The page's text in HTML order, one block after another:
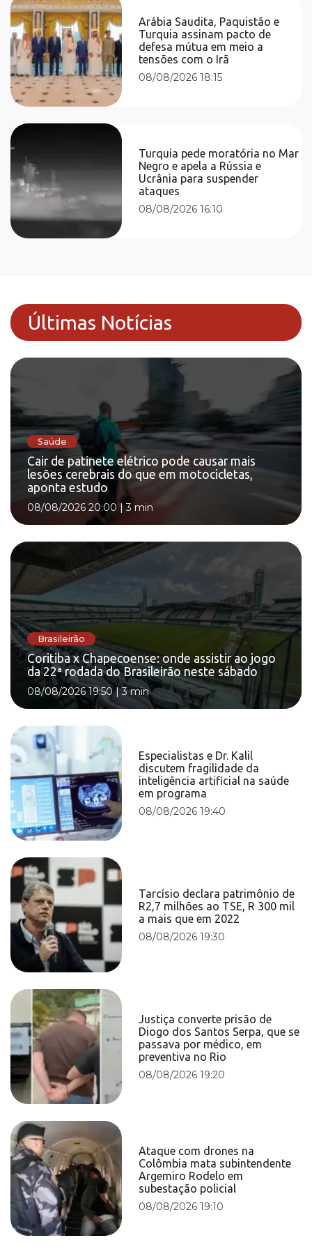
Arábia Saudita, Paquistão e
Turquia assinam pacto de
defesa mútua em meio a
tensões com o Irã
08/08/2026 18:15
Turquia pede moratória no Mar
Negro e apela a Rússia e
Ucrânia para suspender
ataques
08/08/2026 16:10
Últimas Notícias
Saúde
Cair de patinete elétrico pode causar mais
lesões cerebrais do que em motocicletas,
aponta estudo
08/08/2026 20:00|3 min
Brasileirão
Coritiba x Chapecoense: onde assistir ao jogo
da 22ª rodada do Brasileirão neste sábado
08/08/2026 19:50|3 min
Especialistas e Dr. Kalil
discutem fragilidade da
inteligência artificial na saúde
em programa
08/08/2026 19:40
Tarcísio declara patrimônio de
R2,7 milhões ao TSE, R 300 mil
a mais que em 2022
08/08/2026 19:30
Justiça converte prisão de
Diogo dos Santos Serpa, que se
passava por médico, em
preventiva no Rio
08/08/2026 19:20
Ataque com drones na
Colômbia mata subintendente
Argemiro Rodelo em
subestação policial
08/08/2026 19:10